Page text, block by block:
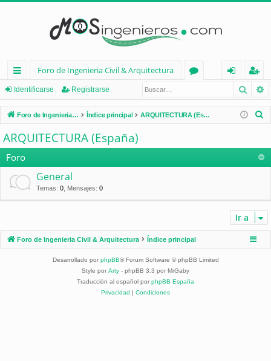
nl
ac
es
rá
pi
d
os
Foro de Ingenieria Civil & Arquitectura
os
nt
ifi
eg
ist
ra
Identificarse Registrarse
Foro de Ingenieria Civil & Arquitectura Índice principal ARQUITECTURA (España)
a
ARQUITECTURA (España)
Foro
General
Temas: 0 Mensajes: 0
Ir a
Foro de Ingenieria Civil & Arquitectura Índice principal
Desarrollado por phpBB® Forum Software © phpBB Limited
Style por Arty - phpBB 3.3 por MrGaby
Traducción al español por phpBB España
Privacidad | Condiciones